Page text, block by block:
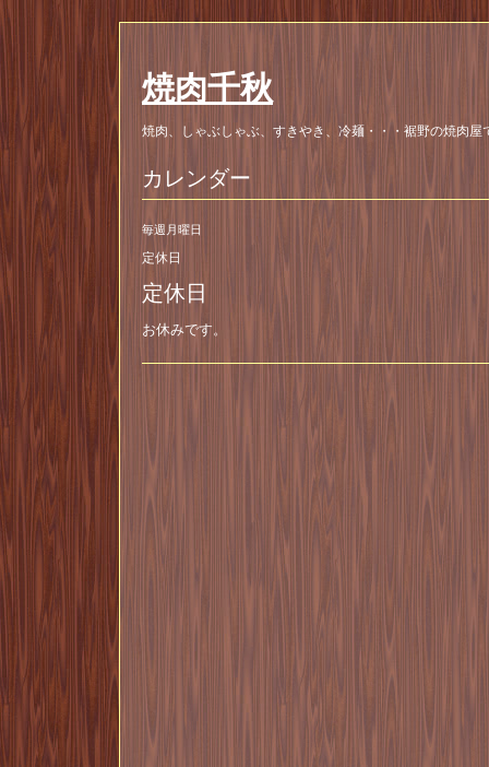
焼肉千秋
焼肉、しゃぶしゃぶ、すきやき、冷麺・・・裾野の焼肉屋
カレンダー
毎週月曜日
定休日
定休日
お休みです。